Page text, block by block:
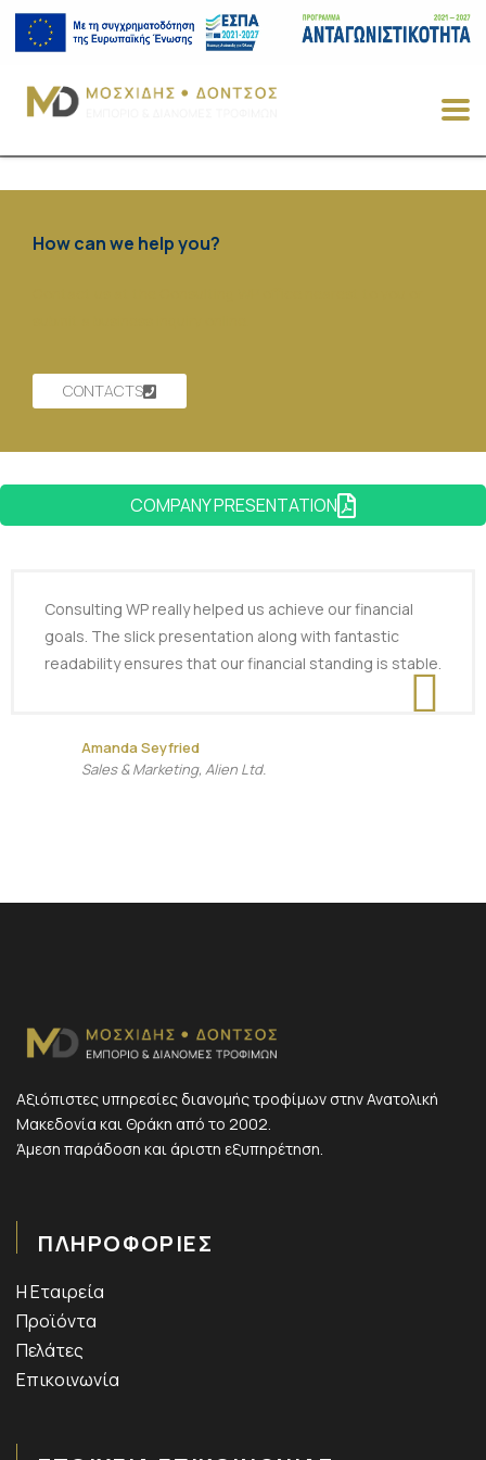
How can we help you?
CONTACTS
COMPANY PRESENTATION
Consulting WP really helped us achieve our financial
goals. The slick presentation along with fantastic
readability ensures that our financial standing is stable.
Amanda Seyfried
Sales & Marketing, Alien Ltd.
Αξιόπιστες υπηρεσίες διανομής τροφίμων στην Ανατολική
Μακεδονία και Θράκη από το 2002.
Άμεση παράδοση και άριστη εξυπηρέτηση.
ΠΛΗΡΟΦΟΡΙΕΣ
Η Εταιρεία
Προϊόντα
Πελάτες
Επικοινωνία